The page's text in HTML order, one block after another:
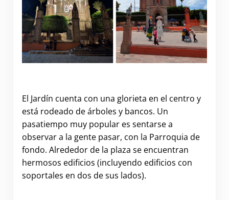
El Jardín cuenta con una glorieta en el centro y
está rodeado de árboles y bancos. Un
pasatiempo muy popular es sentarse a
observar a la gente pasar, con la Parroquia de
fondo. Alrededor de la plaza se encuentran
hermosos edificios (incluyendo edificios con
soportales en dos de sus lados).